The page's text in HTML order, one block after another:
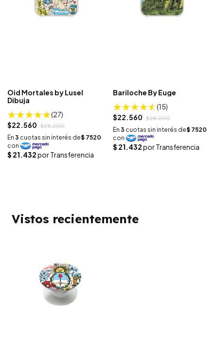
Oid Mortales by Lusel
Dibuja
(27)
$22.560
$28.200
Bariloche By Euge
(15)
$22.560
$28.200
Vistos recientemente